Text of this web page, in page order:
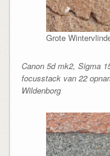
Grote
Canon 5d mk2, Sigma
focusstack van 22
Wildenborg